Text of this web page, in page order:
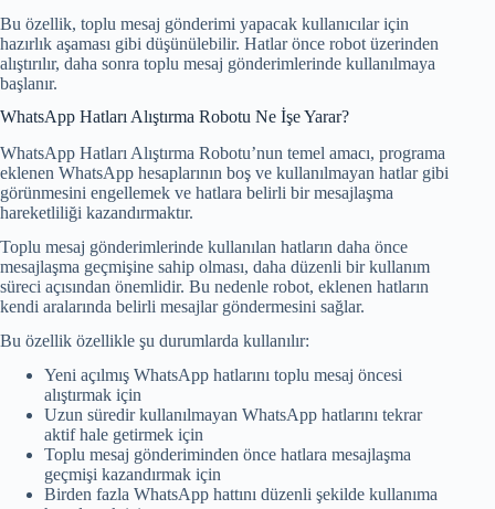
Bu özellik, toplu mesaj gönderimi yapacak kullanıcılar için
hazırlık aşaması gibi düşünülebilir. Hatlar önce robot üzerinden
alıştırılır, daha sonra toplu mesaj gönderimlerinde kullanılmaya
başlanır.
WhatsApp Hatları Alıştırma Robotu Ne İşe Yarar?
WhatsApp Hatları Alıştırma Robotu’nun temel amacı, programa
eklenen WhatsApp hesaplarının boş ve kullanılmayan hatlar gibi
görünmesini engellemek ve hatlara belirli bir mesajlaşma
hareketliliği kazandırmaktır.
Toplu mesaj gönderimlerinde kullanılan hatların daha önce
mesajlaşma geçmişine sahip olması, daha düzenli bir kullanım
süreci açısından önemlidir. Bu nedenle robot, eklenen hatların
kendi aralarında belirli mesajlar göndermesini sağlar.
Bu özellik özellikle şu durumlarda kullanılır:
Yeni açılmış WhatsApp hatlarını toplu mesaj öncesi
alıştırmak için
Uzun süredir kullanılmayan WhatsApp hatlarını tekrar
aktif hale getirmek için
Toplu mesaj gönderiminden önce hatlara mesajlaşma
geçmişi kazandırmak için
Birden fazla WhatsApp hattını düzenli şekilde kullanıma